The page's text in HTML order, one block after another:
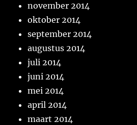
november 2014
oktober 2014
september 2014
augustus 2014
juli 2014
juni 2014
mei 2014
april 2014
maart 2014